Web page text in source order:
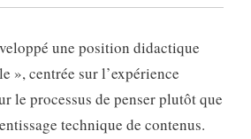
une position didactique
», centrée sur l’expérience
le processus de penser plutôt que
technique de contenus.